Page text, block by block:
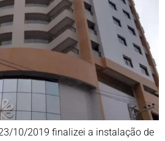
10/2019 finalizei a instalação de